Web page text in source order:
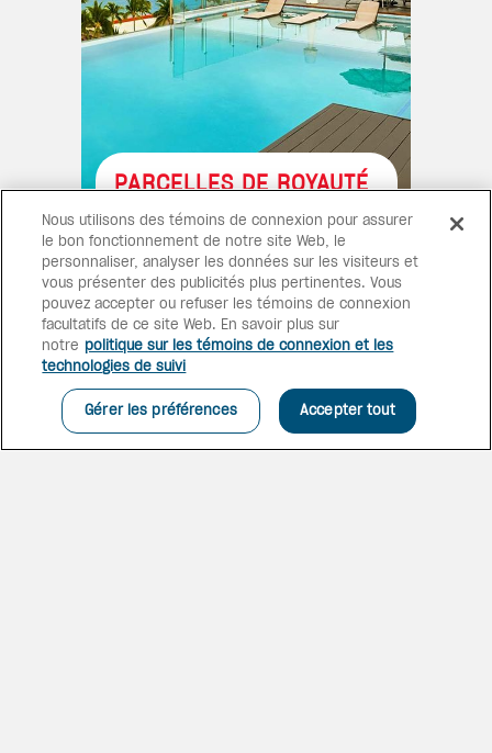
PARCELLES DE ROYAUTÉ
Profitez d'une journée de
détente dans notre piscine à
débordement chauffée avec
baignoire d’hydromassage, ou
admirez les magnifiques
couchers de soleil avec votre
partenaire ou vos amis de la
terrasse sur le toit et le bar de
Nous utilisons des témoins de connexion pour assurer
le bon fonctionnement de notre site Web, le
personnaliser, analyser les données sur les visiteurs et
vous présenter des publicités plus pertinentes. Vous
pouvez accepter ou refuser les témoins de connexion
facultatifs de ce site Web. En savoir plus sur
notre politique sur les témoins de connexion et les
technologies de suivi
Gérer les préférences Accepter tout